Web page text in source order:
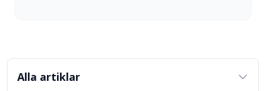
Alla artiklar